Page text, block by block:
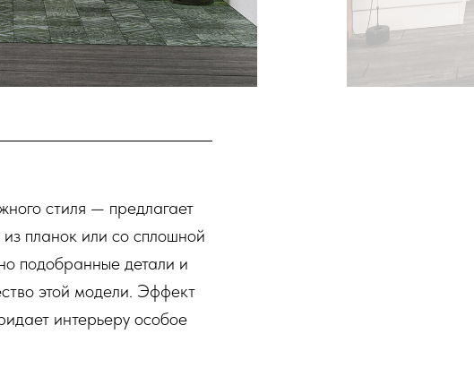
стиля — предлагает
планок или со сплошной
подобранные детали и
этой модели. Эффект
интерьеру особое